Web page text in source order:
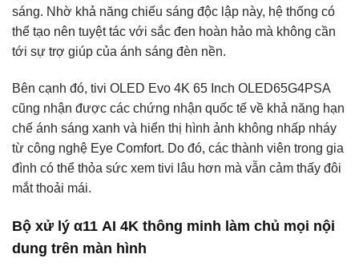
sáng. Nhờ khả năng chiếu sáng độc lập này, hệ thống có
thể tạo nên tuyệt tác với sắc đen hoàn hảo mà không cần
tới sự trợ giúp của ánh sáng đèn nền.
Bên cạnh đó, tivi OLED Evo 4K 65 Inch OLED65G4PSA
cũng nhận được các chứng nhận quốc tế về khả năng hạn
chế ánh sáng xanh và hiển thị hình ảnh không nhấp nháy
từ công nghệ Eye Comfort. Do đó, các thành viên trong gia
đình có thể thỏa sức xem tivi lâu hơn mà vẫn cảm thấy đôi
mắt thoải mái.
Bộ xử lý α11 AI 4K thông minh làm chủ mọi nội
dung trên màn hình